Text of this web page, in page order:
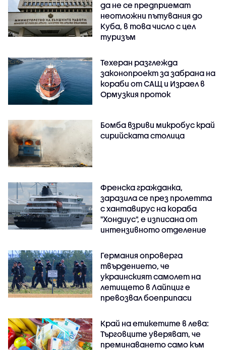
да не се предприемат
неотложни пътувания до
Куба, в това число с цел
туризъм
Техеран разглежда
законопроект за забрана на
кораби от САЩ и Израел в
Ормузкия проток
Бомба взриви микробус край
сирийската столица
Френска гражданка,
заразила се през пролетта
с хантавирус на кораба
"Хондиус", е изписана от
интензивното отделение
Германия опроверга
твърдението, че
украинският самолет на
летището в Лайпциг е
превозвал боеприпаси
Край на етикетите в лева:
Търговците уверяват, че
преминаването само към